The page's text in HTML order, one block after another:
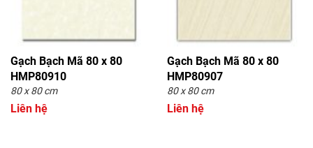
Gạch Bạch Mã 80 x 80
HMP80910
80 x 80 cm
Liên hệ
Gạch Bạch Mã 80 x 80
HMP80907
80 x 80 cm
Liên hệ